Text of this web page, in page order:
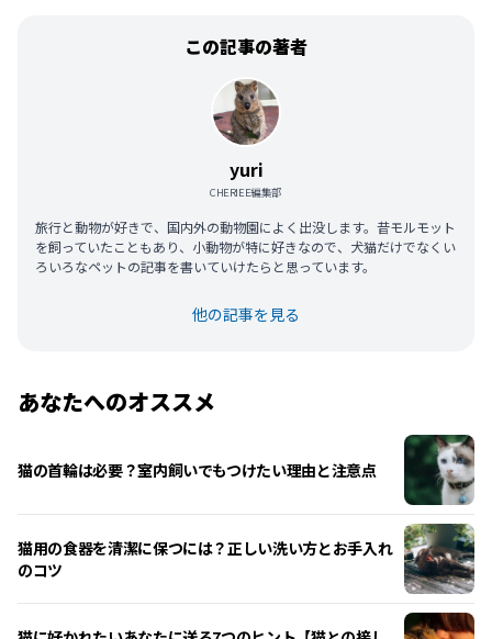
この記事の著者
yuri
CHERIEE編集部
旅行と動物が好きで、国内外の動物園によく出没します。昔モルモット
を飼っていたこともあり、小動物が特に好きなので、犬猫だけでなくい
ろいろなペットの記事を書いていけたらと思っています。
他の記事を見る
あなたへのオススメ
猫の首輪は必要？室内飼いでもつけたい理由と注意点
猫用の食器を清潔に保つには？正しい洗い方とお手入れ
のコツ